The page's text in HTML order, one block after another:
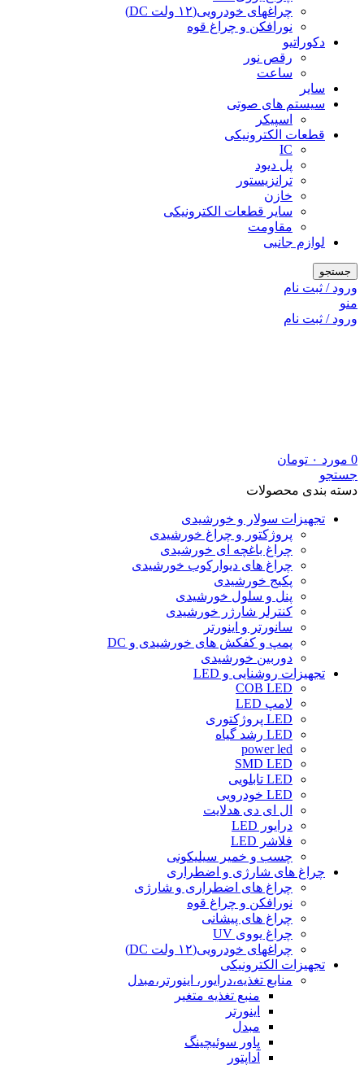
چراغهای خودرویی(۱۲ ولت DC)
نورافکن و چراغ قوه
دکوراتیو
رقص نور
ساعت
سایر
سیستم های صوتی
اسپیکر
قطعات الکترونیکی
IC
پل دیود
ترانزیستور
خازن
سایر قطعات الکترونیکی
مقاومت
لوازم جانبی
جستجو
ورود / ثبت نام
منو
ورود / ثبت نام
0 مورد ۰ تومان
جستجو
دسته بندی محصولات
تجهیزات سولار و خورشیدی
پروژکتور و چراغ خورشیدی
چراغ باغچه ای خورشیدی
چراغ های دیوارکوب خورشیدی
پکیج خورشیدی
پنل و سلول خورشیدی
کنترلر شارژر خورشیدی
سانورتر و اینورتر
پمپ و کفکش های خورشیدی و DC
دوربین خورشیدی
تجهیزات روشنایی و LED
COB LED
لامپ LED
LED پروژکتوری
LED رشد گیاه
power led
SMD LED
LED تابلویی
LED خودرویی
ال ای دی هدلایت
درایور LED
فلاشر LED
چسب و خمیر سیلیکونی
چراغ های شارژی و اضطراری
چراغ های اضطراری و شارژی
نورافکن و چراغ قوه
چراغ های پیشانی
چراغ یووی UV
چراغهای خودرویی(۱۲ ولت DC)
تجهیزات الکترونیکی
منابع تغذیه،درایور، اینورتر،مبدل
منبع تغذیه متغیر
اینورتر
مبدل
پاور سوئیچینگ
آداپتور